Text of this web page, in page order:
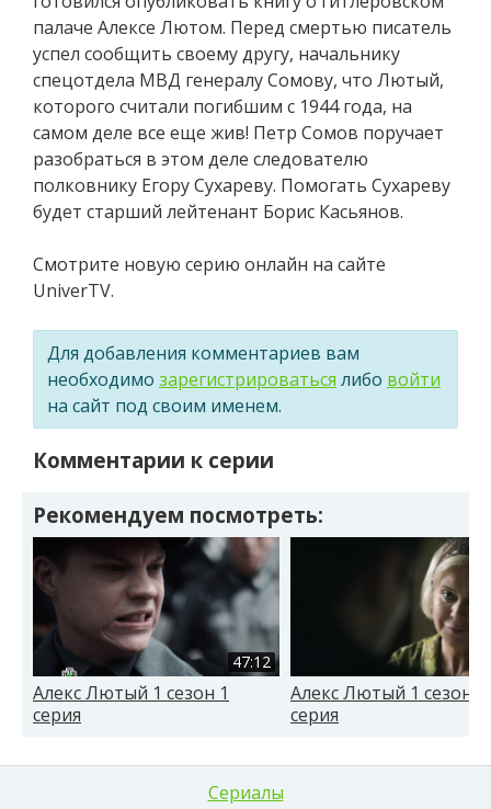
палаче Алексе Лютом. Перед смертью писатель
успел сообщить своему другу, начальнику
спецотдела МВД генералу Сомову, что Лютый,
которого считали погибшим с 1944 года, на
самом деле все еще жив! Петр Сомов поручает
разобраться в этом деле следователю
полковнику Егору Сухареву. Помогать Сухареву
будет старший лейтенант Борис Касьянов.
Смотрите новую серию онлайн на сайте
UniverTV.
Для добавления комментариев вам
необходимо зарегистрироваться либо войти
на сайт под своим именем.
Комментарии к серии
Рекомендуем посмотреть:
47:12
Алекс Лютый 1 сезон 1
серия
Алекс Лютый 1 сезон
серия
Сериалы